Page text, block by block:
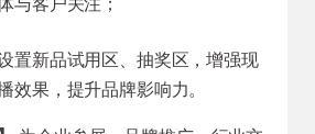
置新品试用区、抽奖区，增强现
效果，提升品牌影响力。